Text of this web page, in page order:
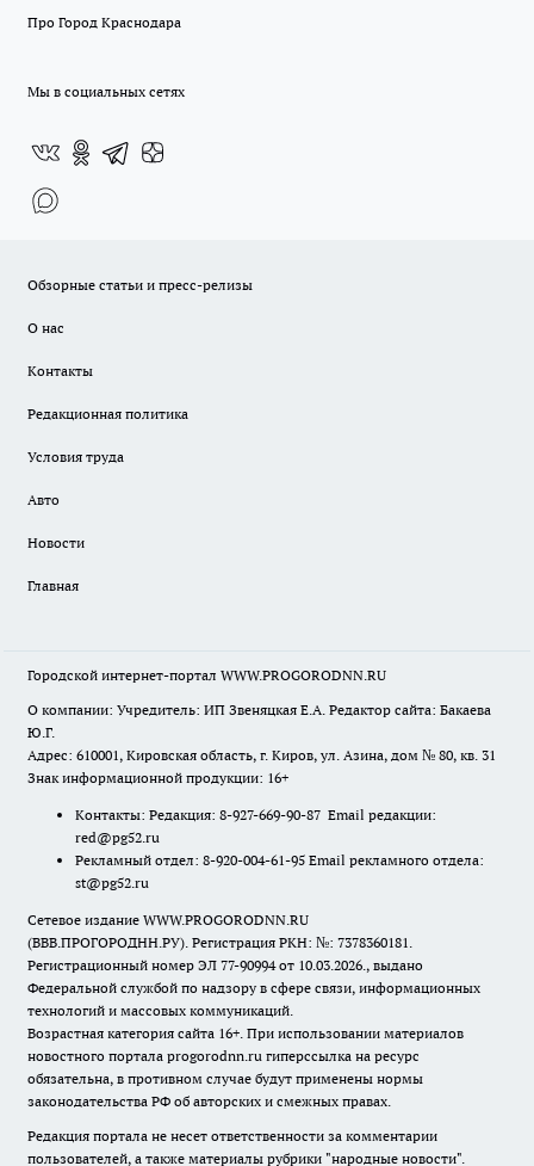
Про Город Краснодара
Мы в социальных сетях
Обзорные статьи и пресс-релизы
О нас
Контакты
Редакционная политика
Условия труда
Авто
Новости
Главная
Городской интернет-портал WWW.PROGORODNN.RU
О компании: Учредитель: ИП Звеняцкая Е.А. Редактор сайта: Бакаева
Ю.Г.
Адрес: 610001, Кировская область, г. Киров, ул. Азина, дом № 80, кв. 31
Знак информационной продукции: 16+
Контакты: Редакция: 8-927-669-90-87 Email редакции:
red@pg52.ru
Рекламный отдел: 8-920-004-61-95 Email рекламного отдела:
st@pg52.ru
Сетевое издание WWW.PROGORODNN.RU
(ВВВ.ПРОГОРОДНН.РУ). Регистрация РКН: №: 7378360181.
Регистрационный номер ЭЛ 77-90994 от 10.03.2026., выдано
Федеральной службой по надзору в сфере связи, информационных
технологий и массовых коммуникаций.
Возрастная категория сайта 16+. При использовании материалов
новостного портала progorodnn.ru гиперссылка на ресурс
обязательна, в противном случае будут применены нормы
законодательства РФ об авторских и смежных правах.
Редакция портала не несет ответственности за комментарии
пользователей, а также материалы рубрики "народные новости".